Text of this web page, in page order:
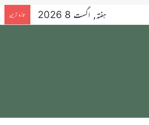
ہفتہ, اگست 8 2026 تازہ ترین